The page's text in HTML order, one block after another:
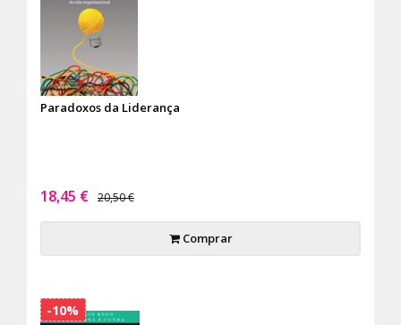
Paradoxos da Liderança
18,45 € 20,50 €
Comprar
-10%